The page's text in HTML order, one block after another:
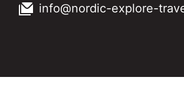
info@nordic-explore-